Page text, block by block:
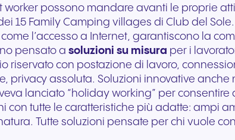
possono mandare avanti le proprie
15 Family Camping villages di Club del
come l’accesso a Internet, garantiscono la
pensato a soluzioni su misura per i
riservato con postazione di lavoro,
privacy assoluta. Soluzioni innovative anche
lanciato “holiday working” per consentire
con tutte le caratteristiche più adatte: ampi
Tutte soluzioni pensate per chi vuole